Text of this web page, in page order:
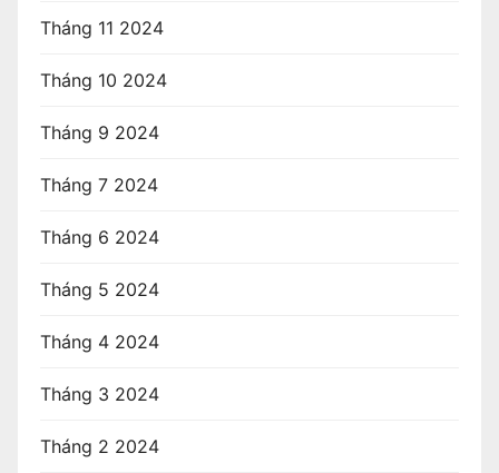
Tháng 11 2024
Tháng 10 2024
Tháng 9 2024
Tháng 7 2024
Tháng 6 2024
Tháng 5 2024
Tháng 4 2024
Tháng 3 2024
Tháng 2 2024